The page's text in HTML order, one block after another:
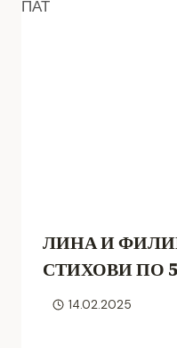
ЛИНА И
СТИХОВИ ПО
14.02.2025